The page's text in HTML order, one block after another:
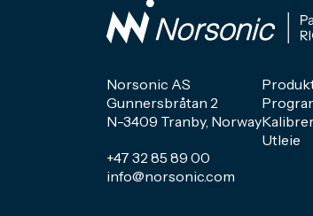
Norsonic AS
Gunnersbråtan 2
N-3409 Tranby, Norway
+47 32 85 89 00
info@norsonic.com
Utleie